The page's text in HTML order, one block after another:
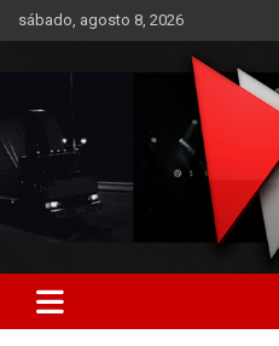
Saltar
al
sábado, agosto 8, 2026
RO